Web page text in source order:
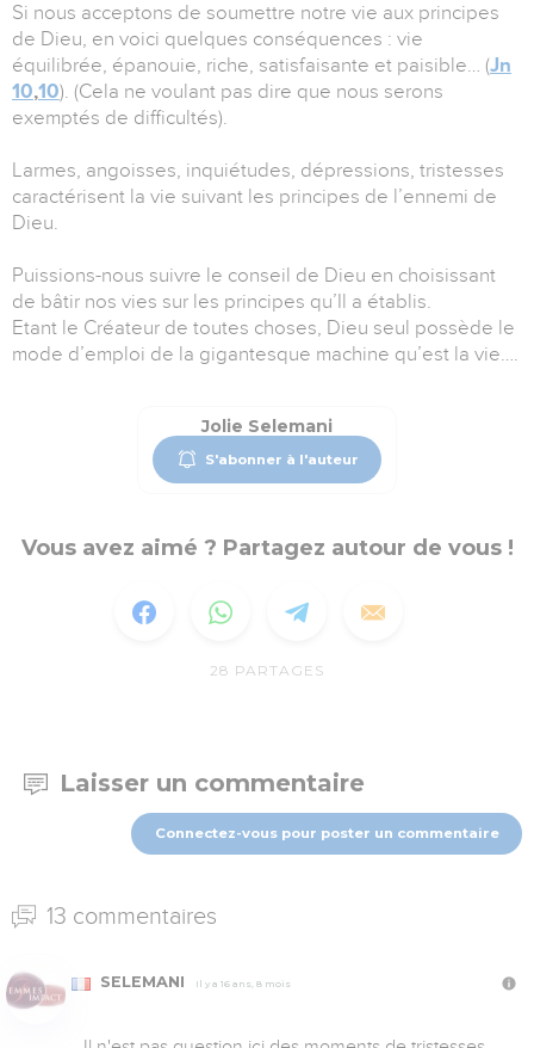
Si nous acceptons de soumettre notre vie aux principes
de Dieu, en voici quelques conséquences : vie
équilibrée, épanouie, riche, satisfaisante et paisible… (Jn
10,10). (Cela ne voulant pas dire que nous serons
exemptés de difficultés).
Larmes, angoisses, inquiétudes, dépressions, tristesses
caractérisent la vie suivant les principes de l’ennemi de
Dieu.
Puissions-nous suivre le conseil de Dieu en choisissant
de bâtir nos vies sur les principes qu’Il a établis.
Etant le Créateur de toutes choses, Dieu seul possède le
mode d’emploi de la gigantesque machine qu’est la vie….
Jolie Selemani
S'abonner à l'auteur
Vous avez aimé ? Partagez autour de vous !
28 PARTAGES
Laisser un commentaire
Connectez-vous pour poster un commentaire
13 commentaires
SELEMANI Il y a 16 ans, 8 mois